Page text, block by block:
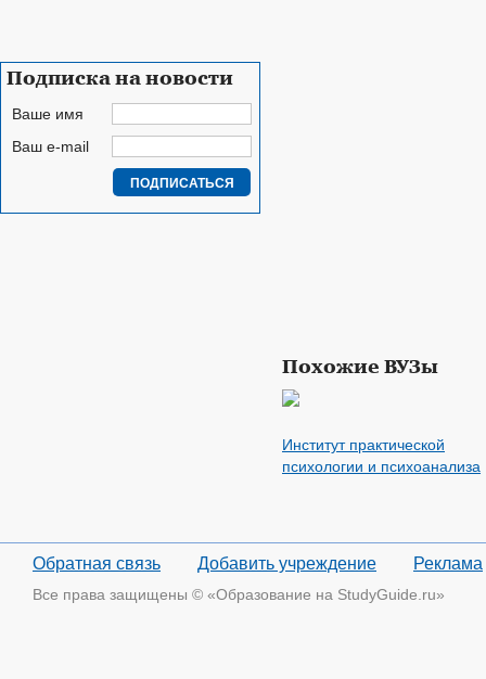
Похожие ВУЗы
Институт практической
психологии и психоанализа
Подписка на новости
Ваше имя
Ваш e-mail
Обратная связь Добавить учреждение Реклама
Все права защищены © «Образование на StudyGuide.ru»